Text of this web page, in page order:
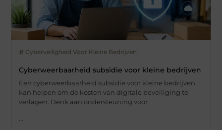
Cyberveiligheid Voor Kleine Bedrijven
Cyberweerbaarheid subsidie voor kleine bedrijven
Een cyberweerbaarheid subsidie voor kleine bedrijven
kan helpen om de kosten van digitale beveiliging te
verlagen. Denk aan ondersteuning voor